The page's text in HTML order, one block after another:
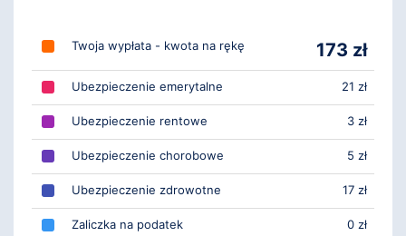
Twoja wypłata - kwota na rękę 173 zł
Ubezpieczenie emerytalne 21 zł
Ubezpieczenie rentowe 3 zł
Ubezpieczenie chorobowe 5 zł
Ubezpieczenie zdrowotne 17 zł
Zaliczka na podatek 0 zł